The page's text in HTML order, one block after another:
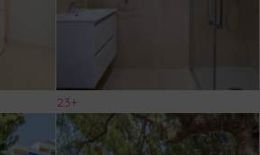
23+